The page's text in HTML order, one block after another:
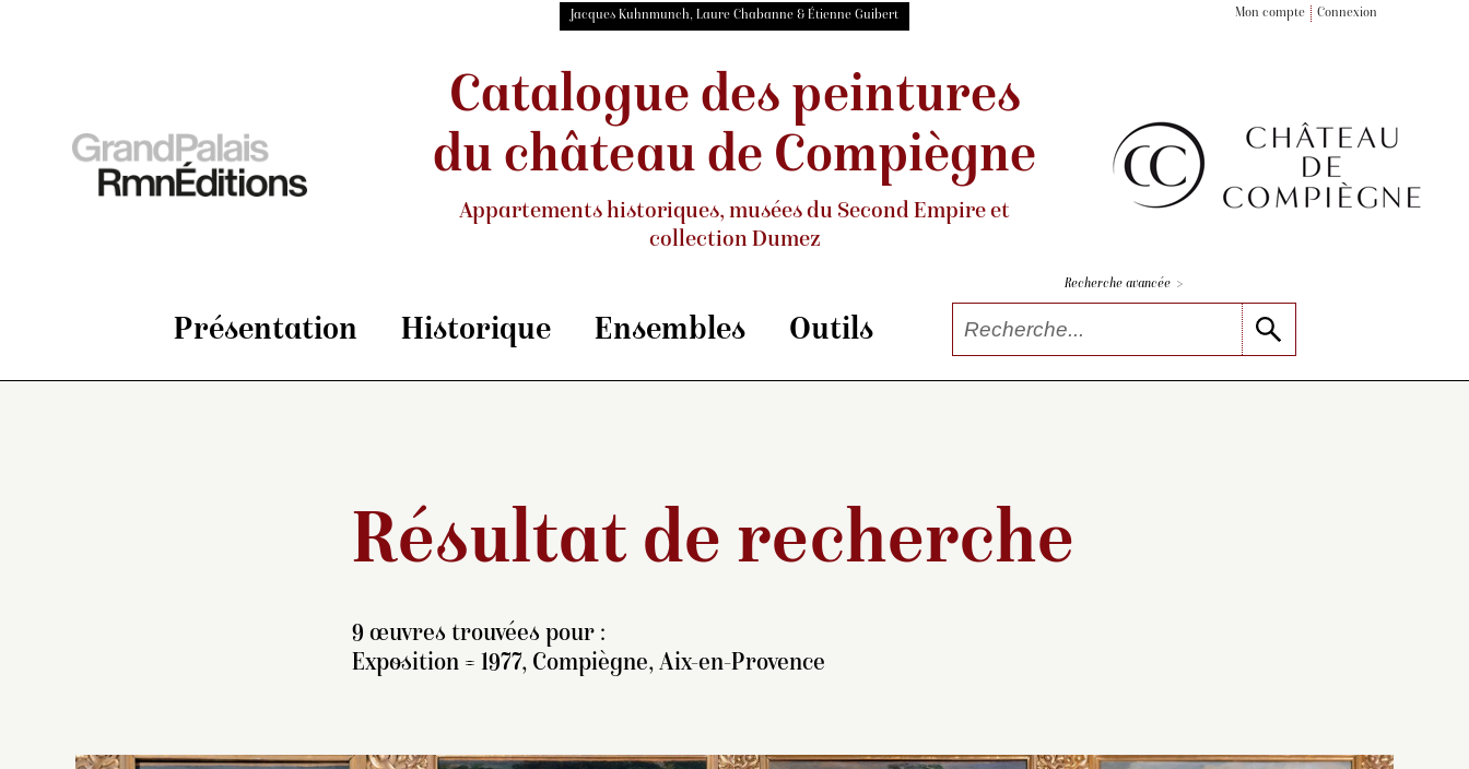
Jacques Kuhnmunch, Laure Chabanne & Étienne Guibert Mon compte Connexion
Catalogue des peintures
du château de Compiègne
Appartements historiques, muséesdu Second Empire et
collection Dumez
Présentation Historique Ensembles Outils
Recherche avancée >
Résultat de recherche
9 œuvres trouvées pour :
Exposition = 1977, Compiègne, Aix-en-Provence